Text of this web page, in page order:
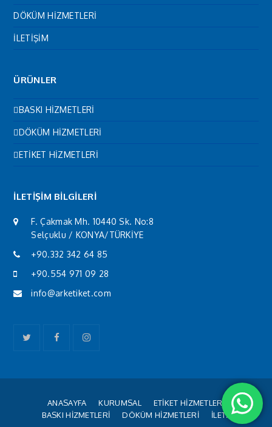
DÖKÜM HİZMETLERİ
İLETİŞİM
ÜRÜNLER
BASKI HİZMETLERİ
DÖKÜM HİZMETLERİ
ETİKET HİZMETLERİ
İLETİŞİM BİLGİLERİ
F. Çakmak Mh. 10440 Sk. No:8
Selçuklu / KONYA/TÜRKİYE
+90.332 342 64 85
+90.554 971 09 28
info@arketiket.com
TwitterFacebookInstagram
ANASAYFA KURUMSAL
ETİKET HİZMETLERİ
BASKI HİZMETLERİ
DÖKÜM HİZMETLERİ İLETİŞİM